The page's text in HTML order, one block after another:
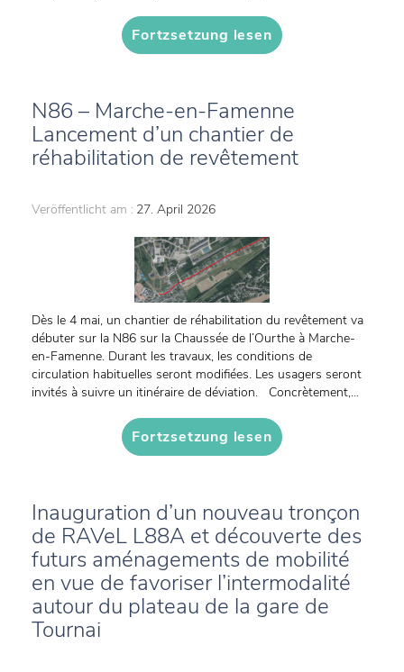
Fortzsetzung lesen
N86 – Marche-en-Famenne
Lancement d’un chantier de
réhabilitation de revêtement
Veröffentlicht am : 27. April 2026
Dès le 4 mai, un chantier de réhabilitation du revêtement va
débuter sur la N86 sur la Chaussée de l’Ourthe à Marche-
en-Famenne. Durant les travaux, les conditions de
circulation habituelles seront modifiées. Les usagers seront
invités à suivre un itinéraire de déviation. Concrètement,...
Fortzsetzung lesen
Inauguration d’un nouveau tronçon
de RAVeL L88A et découverte des
futurs aménagements de mobilité
en vue de favoriser l’intermodalité
autour du plateau de la gare de
Tournai